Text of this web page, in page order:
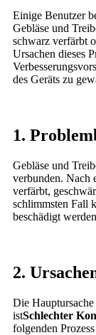
Einige Benutzer
Gebläse und
schwarz verfärbt
Ursachen dieses
des Geräts zu
1.
Gebläse und
verbunden. Nach
verfärbt,
schlimmsten Fall
beschädigt
2.
Die
istSchlechter
folgenden